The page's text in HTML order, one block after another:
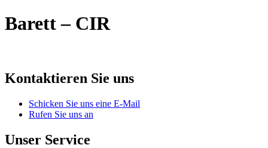
Barett – CIR
Kontaktieren Sie uns
Schicken Sie uns eine E-Mail
Rufen Sie uns an
Unser Service